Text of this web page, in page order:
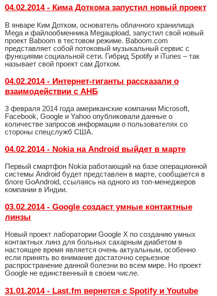
04.02.2014 - Кима Доткома запустил новый проект
В январе Ким Дотком, основатель облачного хранилища
Mega и файлообменника Megaupload, запустил свой новый
проект Baboom в тестовом режиме. Baboom.com
представляет собой потоковый музыкальный сервис с
функциями социальной сети. Гибрид Spotify и iTunes – так
называет свой проект сам Дотком.
04.02.2014 - Интернет-гиганты рассказали о
взаимодействии с АНБ
3 февраля 2014 года американские компании Microsoft,
Facebook, Google и Yahoo опубликовали данные о
количестве запросов информации о пользователях со
стороны спецслужб США.
04.02.2014 - Nokia на Android выйдет в марте
Первый смартфон Nokia работающий на базе операционной
системы Android будет представлен в марте, сообщается в
блоге GoAndroid, ссылаясь на одного из топ-менеджеров
компании в Индии.
03.02.2014 - Google создаст умные контактные
линзы
Новый проект лаборатории Google X по созданию умных
контактных линз для больных сахарным диабетом в
настоящее время является очень актуальным, особенно
если принять во внимание достаточно серьезное
распространение данной болезни во всем мире. Но проект
Google не единственный в своем числе.
31.01.2014 - Last.fm вернется с Spotify и Youtube